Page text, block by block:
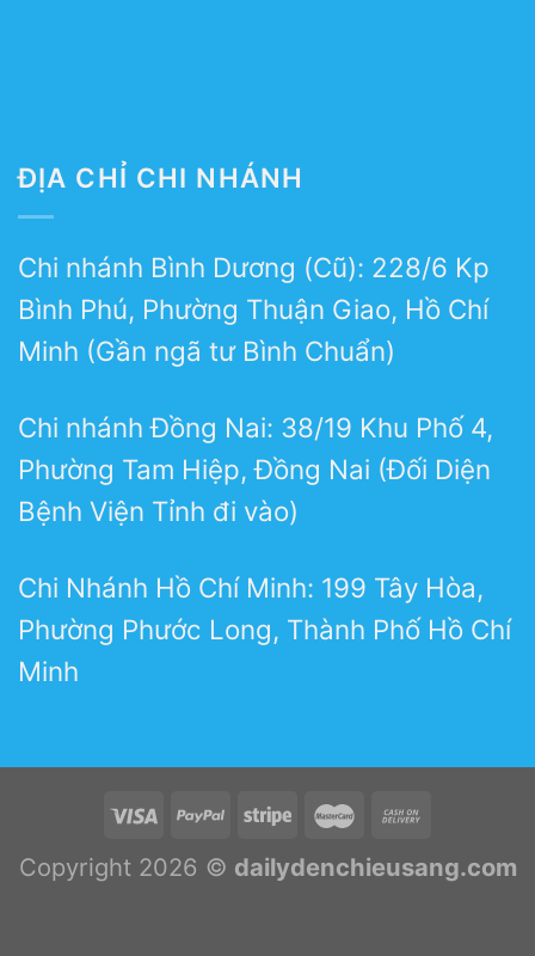
ĐỊA CHỈ CHI NHÁNH
Chi nhánh Bình Dương (Cũ): 228/6 Kp
Bình Phú, Phường Thuận Giao, Hồ Chí
Minh (Gần ngã tư Bình Chuẩn)
Chi nhánh Đồng Nai: 38/19 Khu Phố 4,
Phường Tam Hiệp, Đồng Nai (Đối Diện
Bệnh Viện Tỉnh đi vào)
Chi Nhánh Hồ Chí Minh: 199 Tây Hòa,
Phường Phước Long, Thành Phố Hồ Chí
Minh
Copyright 2026 © dailydenchieusang.com